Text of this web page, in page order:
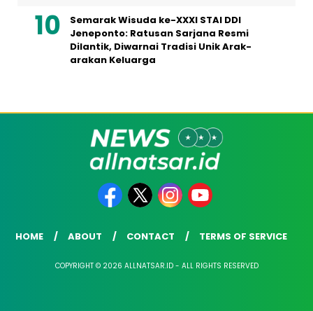
Semarak Wisuda ke-XXXI STAI DDI
Jeneponto: Ratusan Sarjana Resmi
Dilantik, Diwarnai Tradisi Unik Arak-
arakan Keluarga
HOME ABOUT CONTACT TERMS OF SERVICE
COPYRIGHT © 2026 ALLNATSAR.ID - ALL RIGHTS RESERVED